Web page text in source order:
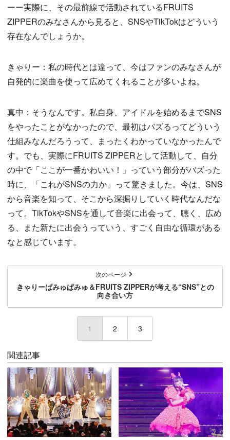
ーー実際に、その最前線で活動されているFRUITS
ZIPPERのみなさんから見ると、SNSやTikTokはどういう
存在なんでしょうか。
きゃりー：私の時代とは違って、今はファンのみなさんが
自発的に楽曲を使って広めてくれることが多いよね。
真中：そうなんです。私自身、アイドルを始めるまでSNS
をやったことがなかったので、最初はバズるってどういう
仕組みなんだろうって、まったくわかっていなかったんで
す。でも、実際にFRUITS ZIPPERとして活動して、自分
の中で「ここが一番かわいい！」っていう部分がバズった
時に、「これがSNSの力か」って驚きました。今は、SNS
から音楽を知って、そこから深掘りしていく時代なんだな
って。TikTokやSNSを通して音楽に出会って、聴く、広め
る、また新たに出会うっていう、すごく自由な循環がある
なと感じています。
次のページ
きゃりーぱみゅぱみゅ＆FRUITS ZIPPERが考える“SNS”との
向き合い方
1 (current)
2 3
関連記事